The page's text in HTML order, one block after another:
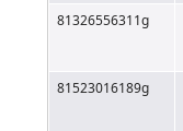
81326556311g
81523016189g